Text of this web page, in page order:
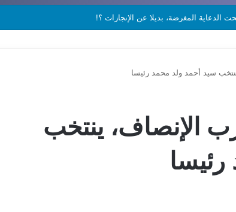
والسوسيولوجيا
سيد أحمد ولد محمد رئيسا
الإنصاف، ينتخب